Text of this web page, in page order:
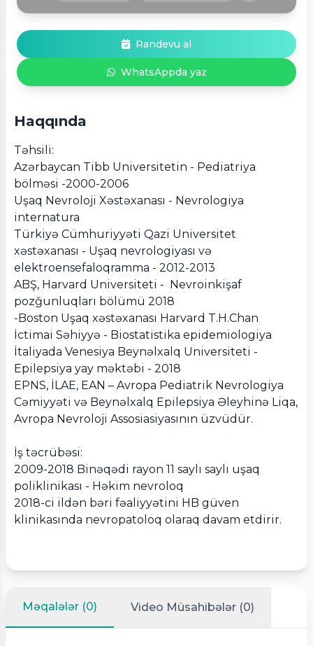
Randevu al
WhatsAppda yaz
Haqqında
Təhsili:
Azərbaycan Tibb Universitetin - Pediatriya
bölməsi -2000-2006
Uşaq Nevroloji Xəstəxanası - Nevrologiya
internatura
Türkiyə Cümhuriyyəti Qazi Universitet
xəstəxanası - Uşaq nevrologiyası və
elektroensefaloqramma - 2012-2013
ABŞ, Harvard Universiteti - Nevroinkişaf
pozğunluqları bölümü 2018
-Boston Uşaq xəstəxanası Harvard T.H.Chan
İctimai Səhiyyə - Biostatistika epidemiologiya
İtaliyada Venesiya Beynəlxalq Universiteti -
Epilepsiya yay məktəbi - 2018
EPNS, İLAE, EAN – Avropa Pediatrik Nevrologiya
Cəmiyyəti və Beynəlxalq Epilepsiya Əleyhinə Liqa,
Avropa Nevroloji Assosiasiyasının üzvüdür.
İş təcrübəsi:
2009-2018 Binəqədi rayon 11 saylı saylı uşaq
poliklinikası - Həkim nevroloq
2018-ci ildən bəri fəaliyyətini HB güven
klinikasında nevropatoloq olaraq davam etdirir.
Məqalələr (0) Video Müsahibələr (0)